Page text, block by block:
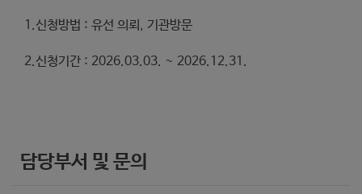
1.신청방법 : 유선 의뢰, 기관방문
2.신청기간 : 2026.03.03. ~ 2026.12.31.
담당부서 및 문의